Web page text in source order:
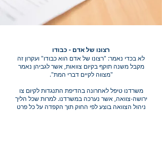
רצונו של אדם - כבודו
לא בכדי נאמר: "רצונו של אדם הוא כבודו" ועקרון זה
מקבל משנה תוקף בקיום צוואות, אשר לגביהן נאמר
"מצווה לקיים דברי המת".
משרדנו טיפל לאחרונה בהדיפת התנגדות לקיום צו
ירושה-צוואה, אשר נערכה במשרדנו. למרות שכל הליך
ניהול הצוואה בוצע לפי החוק תוך הקפדה על כל פרט